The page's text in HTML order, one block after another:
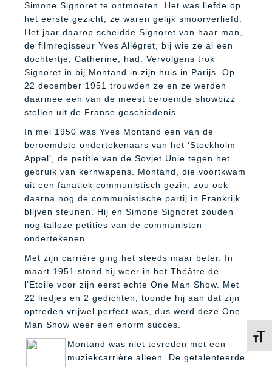
Simone Signoret te ontmoeten. Het was liefde op
het eerste gezicht, ze waren gelijk smoorverliefd.
Het jaar daarop scheidde Signoret van haar man,
de filmregisseur Yves Allégret, bij wie ze al een
dochtertje, Catherine, had. Vervolgens trok
Signoret in bij Montand in zijn huis in Parijs. Op
22 december 1951 trouwden ze en ze werden
daarmee een van de meest beroemde showbizz
stellen uit de Franse geschiedenis.
In mei 1950 was Yves Montand een van de
beroemdste ondertekenaars van het ‘Stockholm
Appel’, de petitie van de Sovjet Unie tegen het
gebruik van kernwapens. Montand, die voortkwam
uit een fanatiek communistisch gezin, zou ook
daarna nog de communistische partij in Frankrijk
blijven steunen. Hij en Simone Signoret zouden
nog talloze petities van de communisten
ondertekenen.
Met zijn carrière ging het steeds maar beter. In
maart 1951 stond hij weer in het Théâtre de
l’Etoile voor zijn eerst echte One Man Show. Met
22 liedjes en 2 gedichten, toonde hij aan dat zijn
optreden vrijwel perfect was, dus werd deze One
Man Show weer een enorm succes.
Montand was niet tevreden met een
muziekcarrière alleen. De getalenteerde